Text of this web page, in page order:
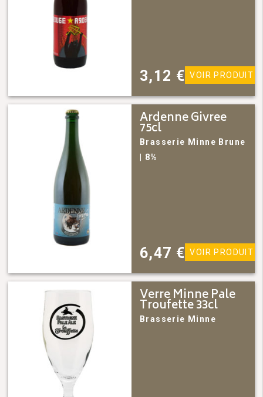
3,12 € VOIR PRODUIT
Ardenne Givree
75cl
Brasserie Minne Brune
| 8%
6,47 € VOIR PRODUIT
Verre Minne Pale
Troufette 33cl
Brasserie Minne